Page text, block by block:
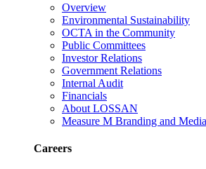
Overview
Environmental Sustainability
OCTA in the Community
Public Committees
Investor Relations
Government Relations
Internal Audit
Financials
About LOSSAN
Measure M Branding and
Careers